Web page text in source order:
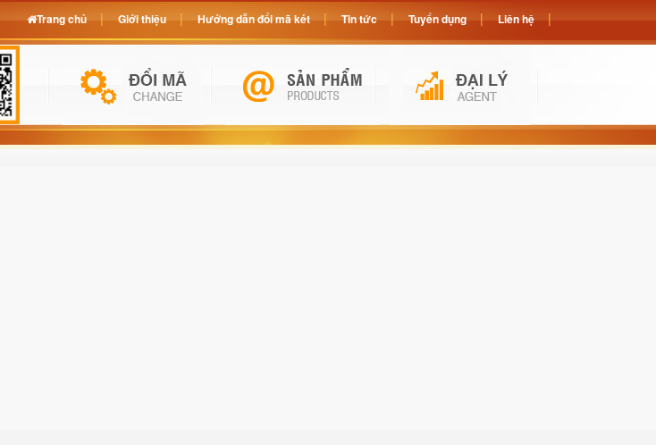
Trang chủ Giới thiệu Hướng dẫn đổi mã két Tin tức Tuyển dụng Liên hệ